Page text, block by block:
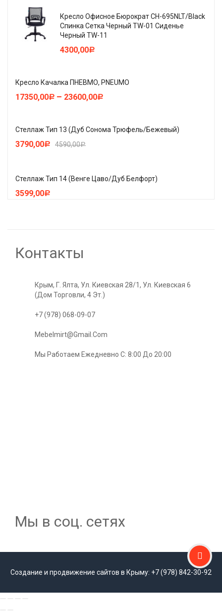
Кресло Офисное Бюрократ CH-695NLT/Black
Спинка Сетка Черный TW-01 Сиденье
Черный TW-11
4300,00Р
Кресло Качалка ПНЕВМО, PNEUMO
17350,00Р – 23600,00Р
Стеллаж Тип 13 (Дуб Сонома Трюфель/Бежевый)
4590,00Р
3790,00Р
Стеллаж Тип 14 (Венге Цаво/Дуб Белфорт)
3599,00Р
Контакты
Крым, Г. Ялта, Ул. Киевская 28/1, Ул. Киевская 6
(Дом Торговли, 4 Эт.)
+7 (978) 068-09-07
Mebelmirt@gmail.com
Мы Работаем Ежедневно С: 8:00 До 20:00
Мы в соц. сетях
Создание и продвижение сайтов в Крыму: +7 (978) 842-30-92